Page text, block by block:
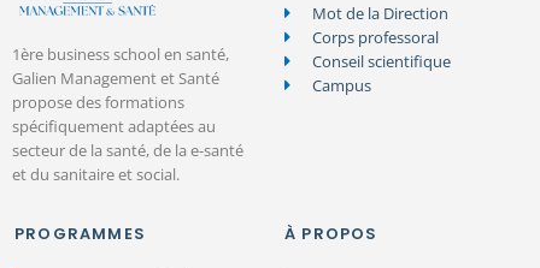
1ère business school en santé,
Galien Management et Santé
propose des formations
spécifiquement adaptées au
secteur de la santé, de la e-santé
et du sanitaire et social.
Mot de la Direction
Corps professoral
Conseil scientifique
Campus
PROGRAMMES À PROPOS